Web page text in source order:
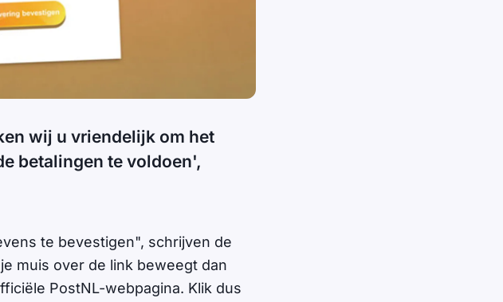
wij u vriendelijk om het
betalingen te voldoen',
te bevestigen", schrijven de
muis over de link beweegt dan
PostNL-webpagina. Klik dus